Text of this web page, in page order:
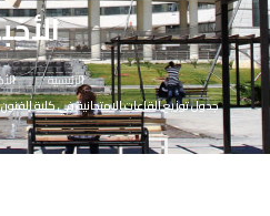
الرئيسية
جدول توزيع القاعات الامتحانية في كلية الفنون ليوم